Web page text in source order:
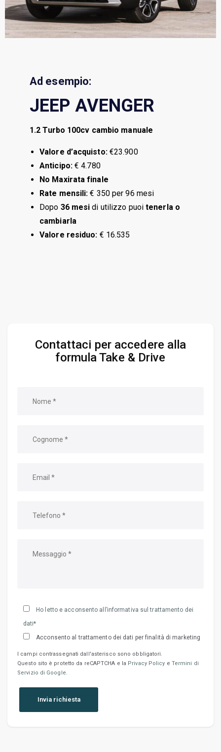
Ad esempio:
JEEP AVENGER
1.2 Turbo 100cv cambio manuale
Valore d’acquisto:€23.900
Anticipo:€ 4.780
No Maxirata finale
Rate mensili: € 350 per 96 mesi
Dopo 36 mesi di utilizzo puoitenerla o
cambiarla
Valore residuo: € 16.535
Contattaci per accedere alla
formula Take & Drive
Ho letto e acconsento all’informativa sul trattamento dei
dati*
Acconsento al trattamento dei dati per finalità di marketing
I campi contrassegnati dall'asterisco sono obbligatori.
Questo sito è protetto da reCAPTCHA e la Privacy Policy e Termini di
Servizio di Google.